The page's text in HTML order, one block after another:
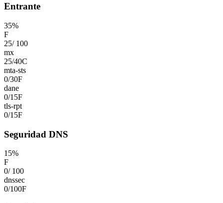
Entrante
35%
F
25/ 100
mx
25/40C
mta-sts
0/30F
dane
0/15F
tls-rpt
0/15F
Seguridad DNS
15%
F
0/ 100
dnssec
0/100F